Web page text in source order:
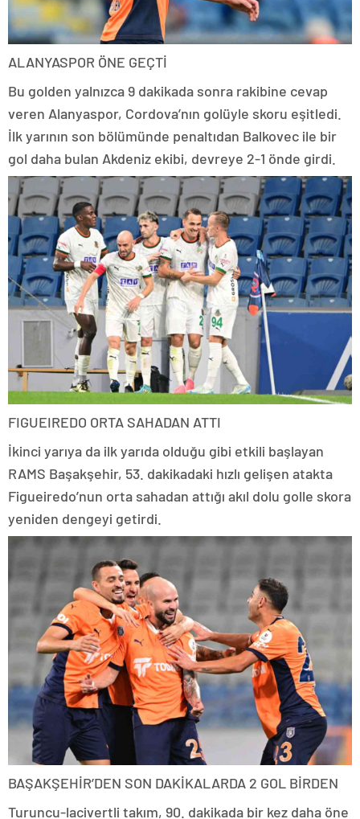
ALANYASPOR ÖNE GEÇTİ
Bu golden yalnızca 9 dakikada sonra rakibine cevap
veren Alanyaspor, Cordova’nın golüyle skoru eşitledi.
İlk yarının son bölümünde penaltıdan Balkovec ile bir
gol daha bulan Akdeniz ekibi, devreye 2-1 önde girdi.
FIGUEIREDO ORTA SAHADAN ATTI
İkinci yarıya da ilk yarıda olduğu gibi etkili başlayan
RAMS Başakşehir, 53. dakikadaki hızlı gelişen atakta
Figueiredo’nun orta sahadan attığı akıl dolu golle skora
yeniden dengeyi getirdi.
BAŞAKŞEHİR’DEN SON DAKİKALARDA 2 GOL BİRDEN
Turuncu-lacivertli takım, 90. dakikada bir kez daha öne